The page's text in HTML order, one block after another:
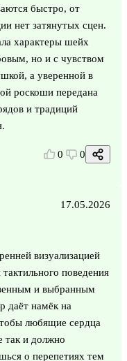
быстро, от
нет затянутых сцен.
характеры шейх
но и с чувством
а уверенной в
роскоши передана
и традиций
0 0
17.05.2026
визуализацией
поведения
и выбранным
даёт намёк на
любящие сердца
так и должно
о перепетиях тем